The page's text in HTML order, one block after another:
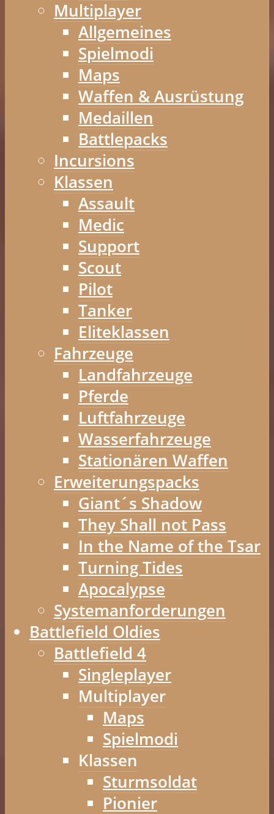
Multiplayer
Allgemeines
Spielmodi
Maps
Waffen & Ausrüstung
Medaillen
Battlepacks
Incursions
Klassen
Assault
Medic
Support
Scout
Pilot
Tanker
Eliteklassen
Fahrzeuge
Landfahrzeuge
Pferde
Luftfahrzeuge
Wasserfahrzeuge
Stationären Waffen
Erweiterungspacks
Giant´s Shadow
They Shall not Pass
In the Name of the Tsar
Turning Tides
Apocalypse
Systemanforderungen
Battlefield Oldies
Battlefield 4
Singleplayer
Multiplayer
Maps
Spielmodi
Klassen
Sturmsoldat
Pionier